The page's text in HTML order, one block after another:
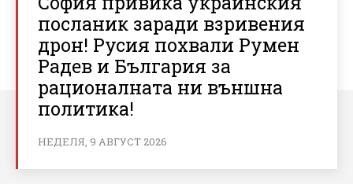
посланик заради взривения
дрон! Русия похвали Румен
Радев и България за
рационалната ни външна
политика!
НЕДЕЛЯ, 9 АВГУСТ 2026